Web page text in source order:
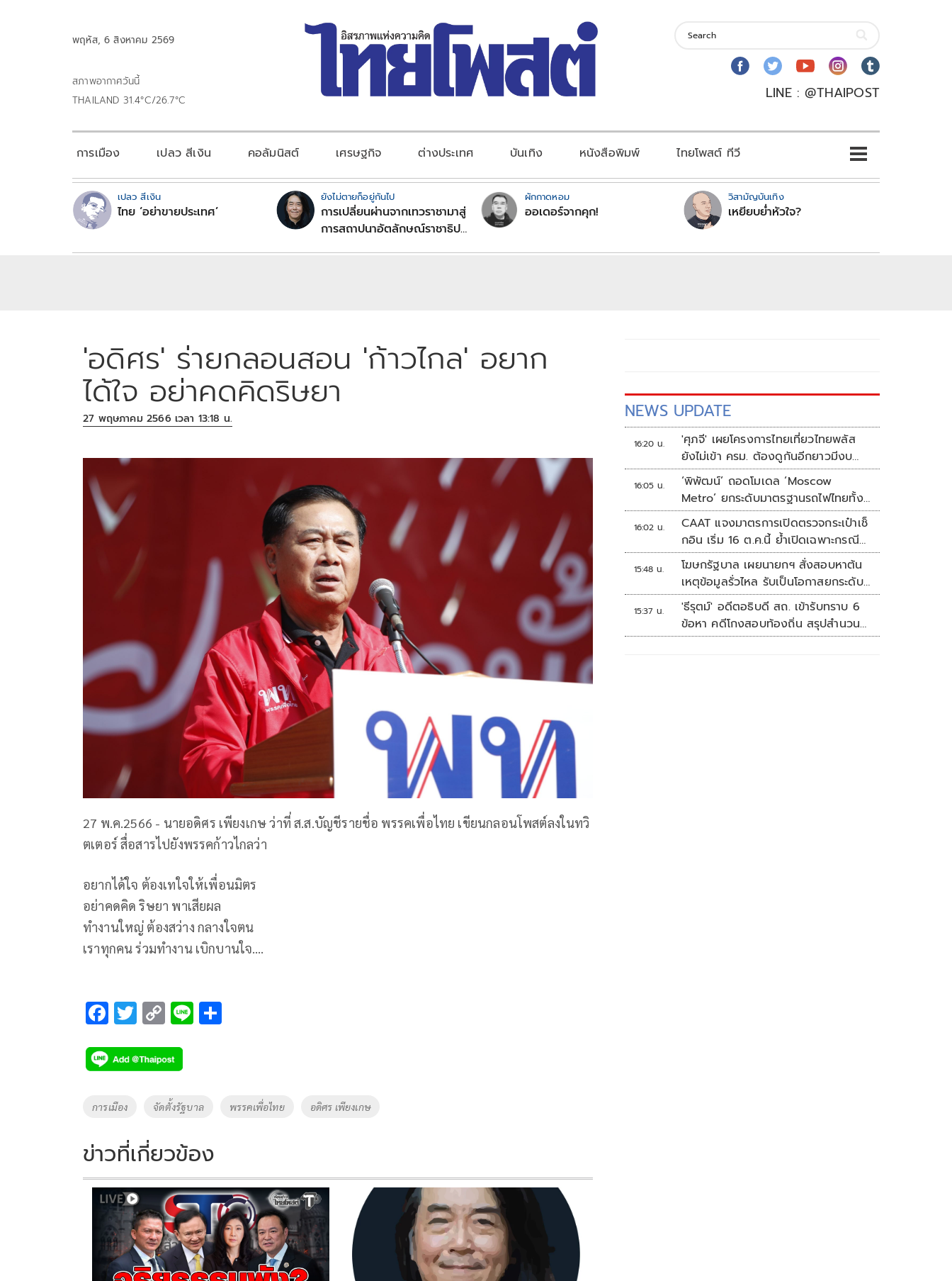
พฤหัส, 6 สิงหาคม 2569
สภาพอากาศวันนี้
THAILAND 31.4°C/26.7°C
LINE : @THAIPOST
การเมือง เปลว สีเงิน คอลัมนิสต์ เศรษฐกิจ ต่างประเทศ บันเทิง หนังสือพิมพ์ ไทยโพสต์ ทีวี
เปลว สีเงิน
ไทย ‘อย่าขายประเทศ’
ยังไม่ตายก็อยู่กันไป
การเปลี่ยนผ่านจากเทวราชามาสู่
การสถาปนาอัตลักษณ์ราชาธิป
ผักกาดหอม
ออเดอร์จากคุก!
วิสามัญบันเทิง
เหยียบย่ำหัวใจ?
'อดิศร' ร่ายกลอนสอน 'ก้าวไกล' อยาก
ได้ใจ อย่าคดคิดริษยา
27 พฤษภาคม 2566 เวลา 13:18 น.
27 พ.ค.2566 - นายอดิศร เพียงเกษ ว่าที่ ส.ส.บัญชีรายชื่อ พรรคเพื่อไทย เขียนกลอนโพสต์ลงในทวิ
ตเตอร์ สื่อสารไปยังพรรคก้าวไกลว่า
อยากได้ใจ ต้องเทใจให้เพื่อนมิตร
อย่าคดคิด ริษยา พาเสียผล
ทำงานใหญ่ ต้องสว่าง กลางใจตน
เราทุกคน ร่วมทำงาน เบิกบานใจ….
F
e
b
o
k
T
tt
er
C
p
y
Li
k
Li
Tags
การเมือง จัดตั้งรัฐบาล พรรคเพื่อไทย อดิศร เพียงเกษ
ข่าวที่เกี่ยวข้อง
NEWS UPDATE
16:20 น.
'ศุภจี' เผยโครงการไทยเที่ยวไทยพลัส
ยังไม่เข้า ครม. ต้องดูกันอีกยาวมีงบ
เหลือเท่าไหร่
16:05 น.
‘พิพัฒน์’ ถอดโมเดล ‘Moscow
Metro’ ยกระดับมาตรฐานรถไฟไทยทั้ง
ระบบ
16:02 น.
CAAT แจงมาตรการเปิดตรวจกระเป๋าเช็
กอิน เริ่ม 16 ต.ค.นี้ ย้ำเปิดเฉพาะกรณี
ต้องสงสัย
15:48 น.
โฆษกรัฐบาล เผยนายกฯ สั่งสอบหาต้น
เหตุข้อมูลรั่วไหล รับเป็นโอกาสยกระดับ
ความมั่นคงปลอดภัยข้อมูลภาครัฐทั้ง
ระบบ
15:37 น.
'ธีรุตม์' อดีตอธิบดี สถ. เข้ารับทราบ 6
ข้อหา คดีโกงสอบท้องถิ่น สรุปสำนวน
ส่ง ป.ป.ช. สัปดาห์หน้า